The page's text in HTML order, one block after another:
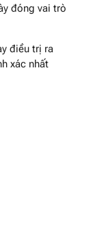
đóng vai trò
điều trị ra
xác nhất